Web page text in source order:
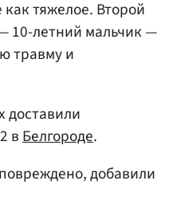
тяжелое. Второй
10-летний мальчик —
травму и
доставили
вБелгороде.
добавили